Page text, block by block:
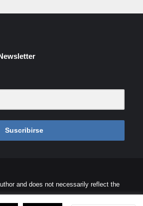
Suscribirse
and does not necessarily reflect the